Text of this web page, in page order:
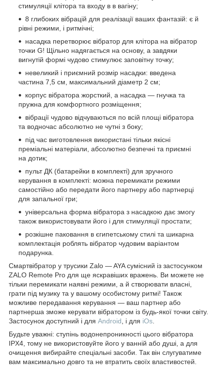
стимуляції клітора та входу в в вагіну;
8 глибоких вібрацій для реалізації ваших фантазій: є й
рівні режими, і ритмічні;
насадка перетворює вібратор для клітора на вібратор
точки G! Щільно надягається на основу, а завдяки
вигнутій формі чудово стимулює заповітну точку;
невеликий і приємний розмір насадки: введена
частина 7,5 см, максимальний діаметр 2 см;
корпус вібратора жорсткий, а насадка — гнучка та
пружна для комфортного розміщення;
вібрації чудово відчуваються по всій площі вібратора
та водночас абсолютно не чутні з боку;
під час виготовлення використані тільки якісні
преміальні матеріали, абсолютно безпечні та приємні
на дотик;
пульт ДК (батарейки в комплекті) для зручного
керування в комплекті: можна перемикати режими
самостійно або передати його партнеру або партнерці
для запальної гри;
універсальна форма вібратора з насадкою дає змогу
також використовувати його і для стимуляції простати;
розкішне паковання в єгипетському стилі та шикарна
комплектація роблять вібратор чудовим варіантом
подарунка.
Смартвібратор у трусики Zalo — AYA сумісний із застосунком
ZALO Remote Pro для ще яскравіших вражень. Ви можете не
тільки перемикати наявні режими, а й створювати власні,
грати під музику та у вашому особистому ритмі! Також
можливе передавання керування — ваш партнер або
партнерша зможе керувати вібратором із будь-якої точки світу.
Застосунок доступний і для Android , і для iOs
Будьте уважні: ступінь водонепроникності цього вібратора
IPX4, тому не використовуйте його у ванній або душі, а для
очищення вибирайте спеціальні засоби. Так він слугуватиме
вам максимально довго та не втратить своїх властивостей.